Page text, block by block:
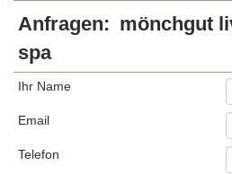
Anfragen: mönchgut
spa
Ihr Name
Email
Telefon